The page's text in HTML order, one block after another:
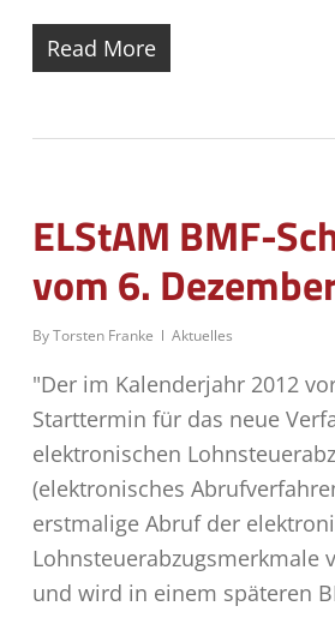
Read More
ELStAM BMF-
vom 6.
ByTorsten Franke Aktuelles
"Der im Kalenderjahr 2012
Starttermin für das neue
elektronischen
(elektronisches
erstmalige Abruf der
Lohnsteuerabzugsmerkmale
und wird in einem späteren